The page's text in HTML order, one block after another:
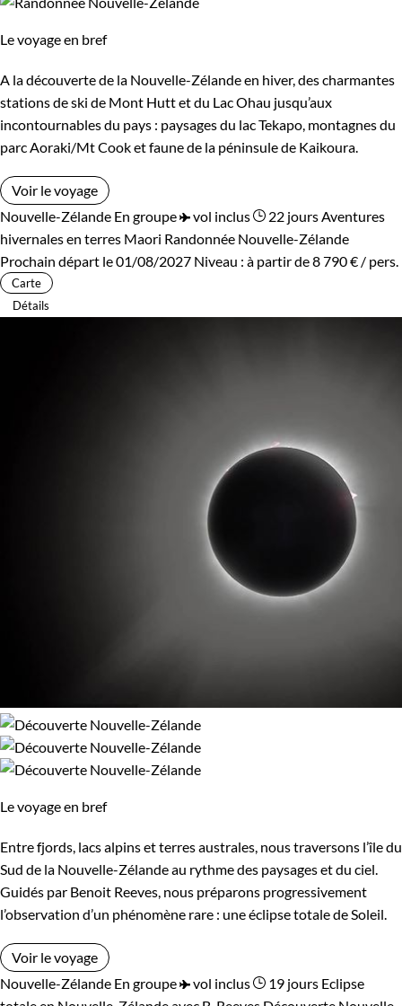
Le voyage en bref
A la découverte de la Nouvelle-Zélande en hiver, des charmantes
stations de ski de Mont Hutt et du Lac Ohau jusqu’aux
incontournables du pays : paysages du lac Tekapo, montagnes du
parc Aoraki/Mt Cook et faune de la péninsule de Kaikoura.
Voir le voyage
Nouvelle-Zélande En groupe vol inclus 22 jours Aventures
hivernales en terres Maori Randonnée Nouvelle-Zélande
Prochain départ le 01/08/2027 Niveau : à partir de8 790 € / pers.
Carte
Détails
Le voyage en bref
Entre fjords, lacs alpins et terres australes, nous traversons l’île du
Sud de la Nouvelle-Zélande au rythme des paysages et du ciel.
Guidés par Benoit Reeves, nous préparons progressivement
l’observation d’un phénomène rare : une éclipse totale de Soleil.
Voir le voyage
Nouvelle-Zélande En groupe vol inclus 19 jours Eclipse